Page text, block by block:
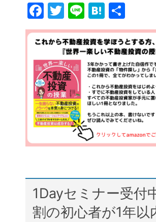
F
a
c
e
b
o
o
k
T
w
itt
er
Li
n
e
H
at
e
n
a
有
1Dayセミナー受付
割の初心者が1年以